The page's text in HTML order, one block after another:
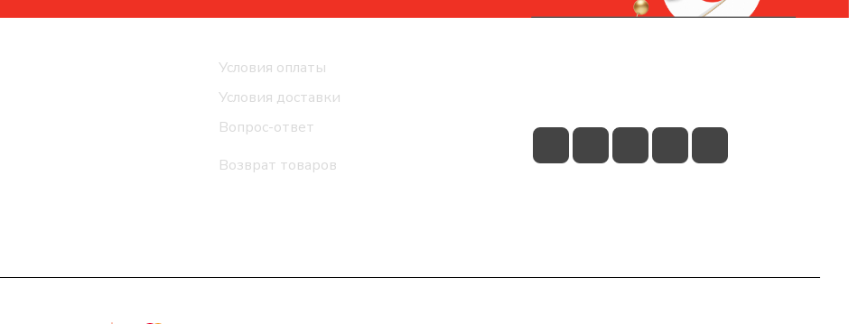
Условия оплаты
Условия доставки
Вопрос-ответ
Возврат товаров